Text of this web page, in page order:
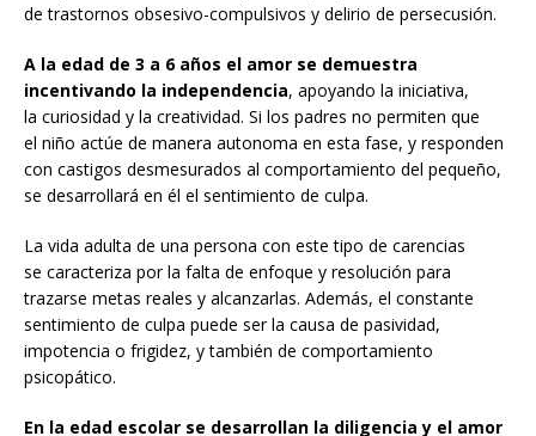
de trastornos obsesivo-compulsivos y delirio de persecusión.
A la edad de 3 a 6 años el amor se demuestra
incentivando la independencia, apoyando la iniciativa,
la curiosidad y la creatividad. Si los padres no permiten que
el niño actúe de manera autonoma en esta fase, y responden
con castigos desmesurados al comportamiento del pequeño,
se desarrollará en él el sentimiento de culpa.
La vida adulta de una persona con este tipo de carencias
se caracteriza por la falta de enfoque y resolución para
trazarse metas reales y alcanzarlas. Además, el constante
sentimiento de culpa puede ser la causa de pasividad,
impotencia o frigidez, y también de comportamiento
psicopático.
En la edad escolar se desarrollan la diligencia y el amor